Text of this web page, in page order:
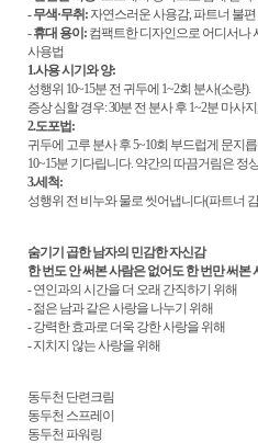
-무색·무취: 자연스러운 사용감, 파트너 불
-휴대 용이: 컴팩트한 디자인으로 어디서나
사용법
1.사용 시기와 양:
성행위 10~15분 전 귀두에 1~2회 분사(소량).
증상 심할 경우: 30분 전 분사 후 1~2분 마사
2.도포법:
귀두에 고루 분사 후 5~10회 부드럽게 문지
10~15분 기다립니다. 약간의 따끔거림은 정
3.세척:
성행위 전 비누와 물로 씻어냅니다(파트너
숨기기 곱한 남자의 민감한 자신감
한 번도 안 써본 사람은 없어도 한 번만 써
- 연인과의 시간을 더 오래 간직하기 위해
- 젊은 남과 같은 사랑을 나누기 위해
- 강력한 효과로 더욱 강한 사랑을 위해
- 지치지 않는 사랑을 위해
동두천 단련크림
동두천 스프레이
동두천 파워링